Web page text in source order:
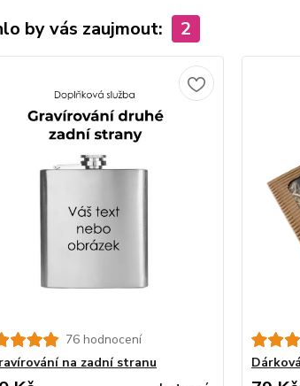
by vás zaujmout: 2
76 hodnocení
na zadní stranu